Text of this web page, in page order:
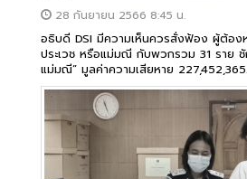
28 กันยายน 2566 8:45 น.
อธิบดี DSI มีความเห็นควรสั่งฟ้อง ผู้ต้อ
ประเวช หรือแม่มณี กับพวกรวม 31 ราย
แม่มณี” มูลค่าความเสียหาย